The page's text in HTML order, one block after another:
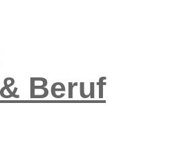
Beruf